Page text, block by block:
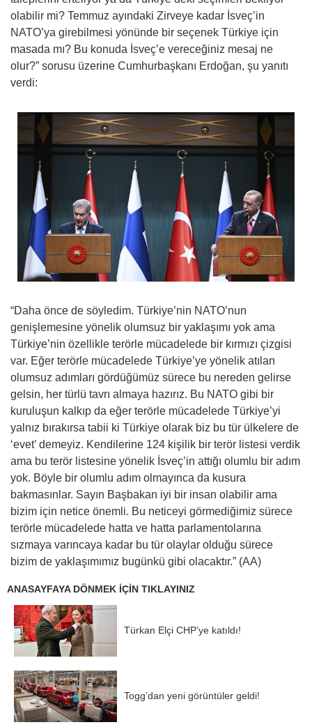
olabilir mi? Temmuz ayındaki Zirveye kadar İsveç’in
NATO’ya girebilmesi yönünde bir seçenek Türkiye için
masada mı? Bu konuda İsveç’e vereceğiniz mesaj ne
olur?” sorusu üzerine Cumhurbaşkanı Erdoğan, şu yanıtı
verdi:
“Daha önce de söyledim. Türkiye’nin NATO’nun
genişlemesine yönelik olumsuz bir yaklaşımı yok ama
Türkiye’nin özellikle terörle mücadelede bir kırmızı çizgisi
var. Eğer terörle mücadelede Türkiye’ye yönelik atılan
olumsuz adımları gördüğümüz sürece bu nereden gelirse
gelsin, her türlü tavrı almaya hazırız. Bu NATO gibi bir
kuruluşun kalkıp da eğer terörle mücadelede Türkiye’yi
yalnız bırakırsa tabii ki Türkiye olarak biz bu tür ülkelere de
‘evet’ demeyiz. Kendilerine 124 kişilik bir terör listesi verdik
ama bu terör listesine yönelik İsveç’in attığı olumlu bir adım
yok. Böyle bir olumlu adım olmayınca da kusura
bakmasınlar. Sayın Başbakan iyi bir insan olabilir ama
bizim için netice önemli. Bu neticeyi görmediğimiz sürece
terörle mücadelede hatta ve hatta parlamentolarına
sızmaya varıncaya kadar bu tür olaylar olduğu sürece
bizim de yaklaşımımız bugünkü gibi olacaktır.” (AA)
ANASAYFAYA DÖNMEK İÇİN TIKLAYINIZ
Türkan Elçi CHP’ye katıldı!
Togg’dan yeni görüntüler geldi!